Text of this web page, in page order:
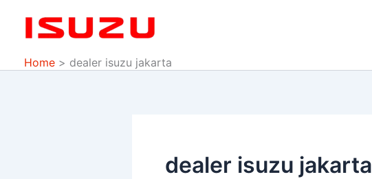
Home dealer isuzu jakarta
dealer isuzu jakarta